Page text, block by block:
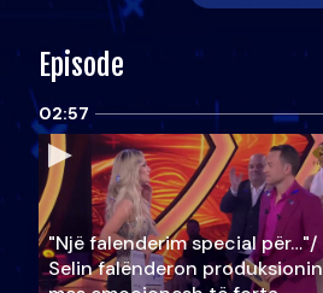
Episode
02:57
"Një falenderim special për…"/
Selin falënderon produksionin